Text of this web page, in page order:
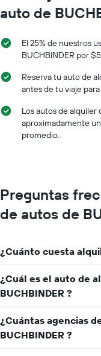
auto de
El 25% de nuestros
BUCHBINDER por
Reserva tu auto de
antes de tu viaje
Los autos de alquiler
aproximadamente
promedio.
Preguntas
de autos de
¿Cuánto cuesta
¿Cuál es el auto de
BUCHBINDER ?
¿Cuántas agencias
BUCHBINDER ?